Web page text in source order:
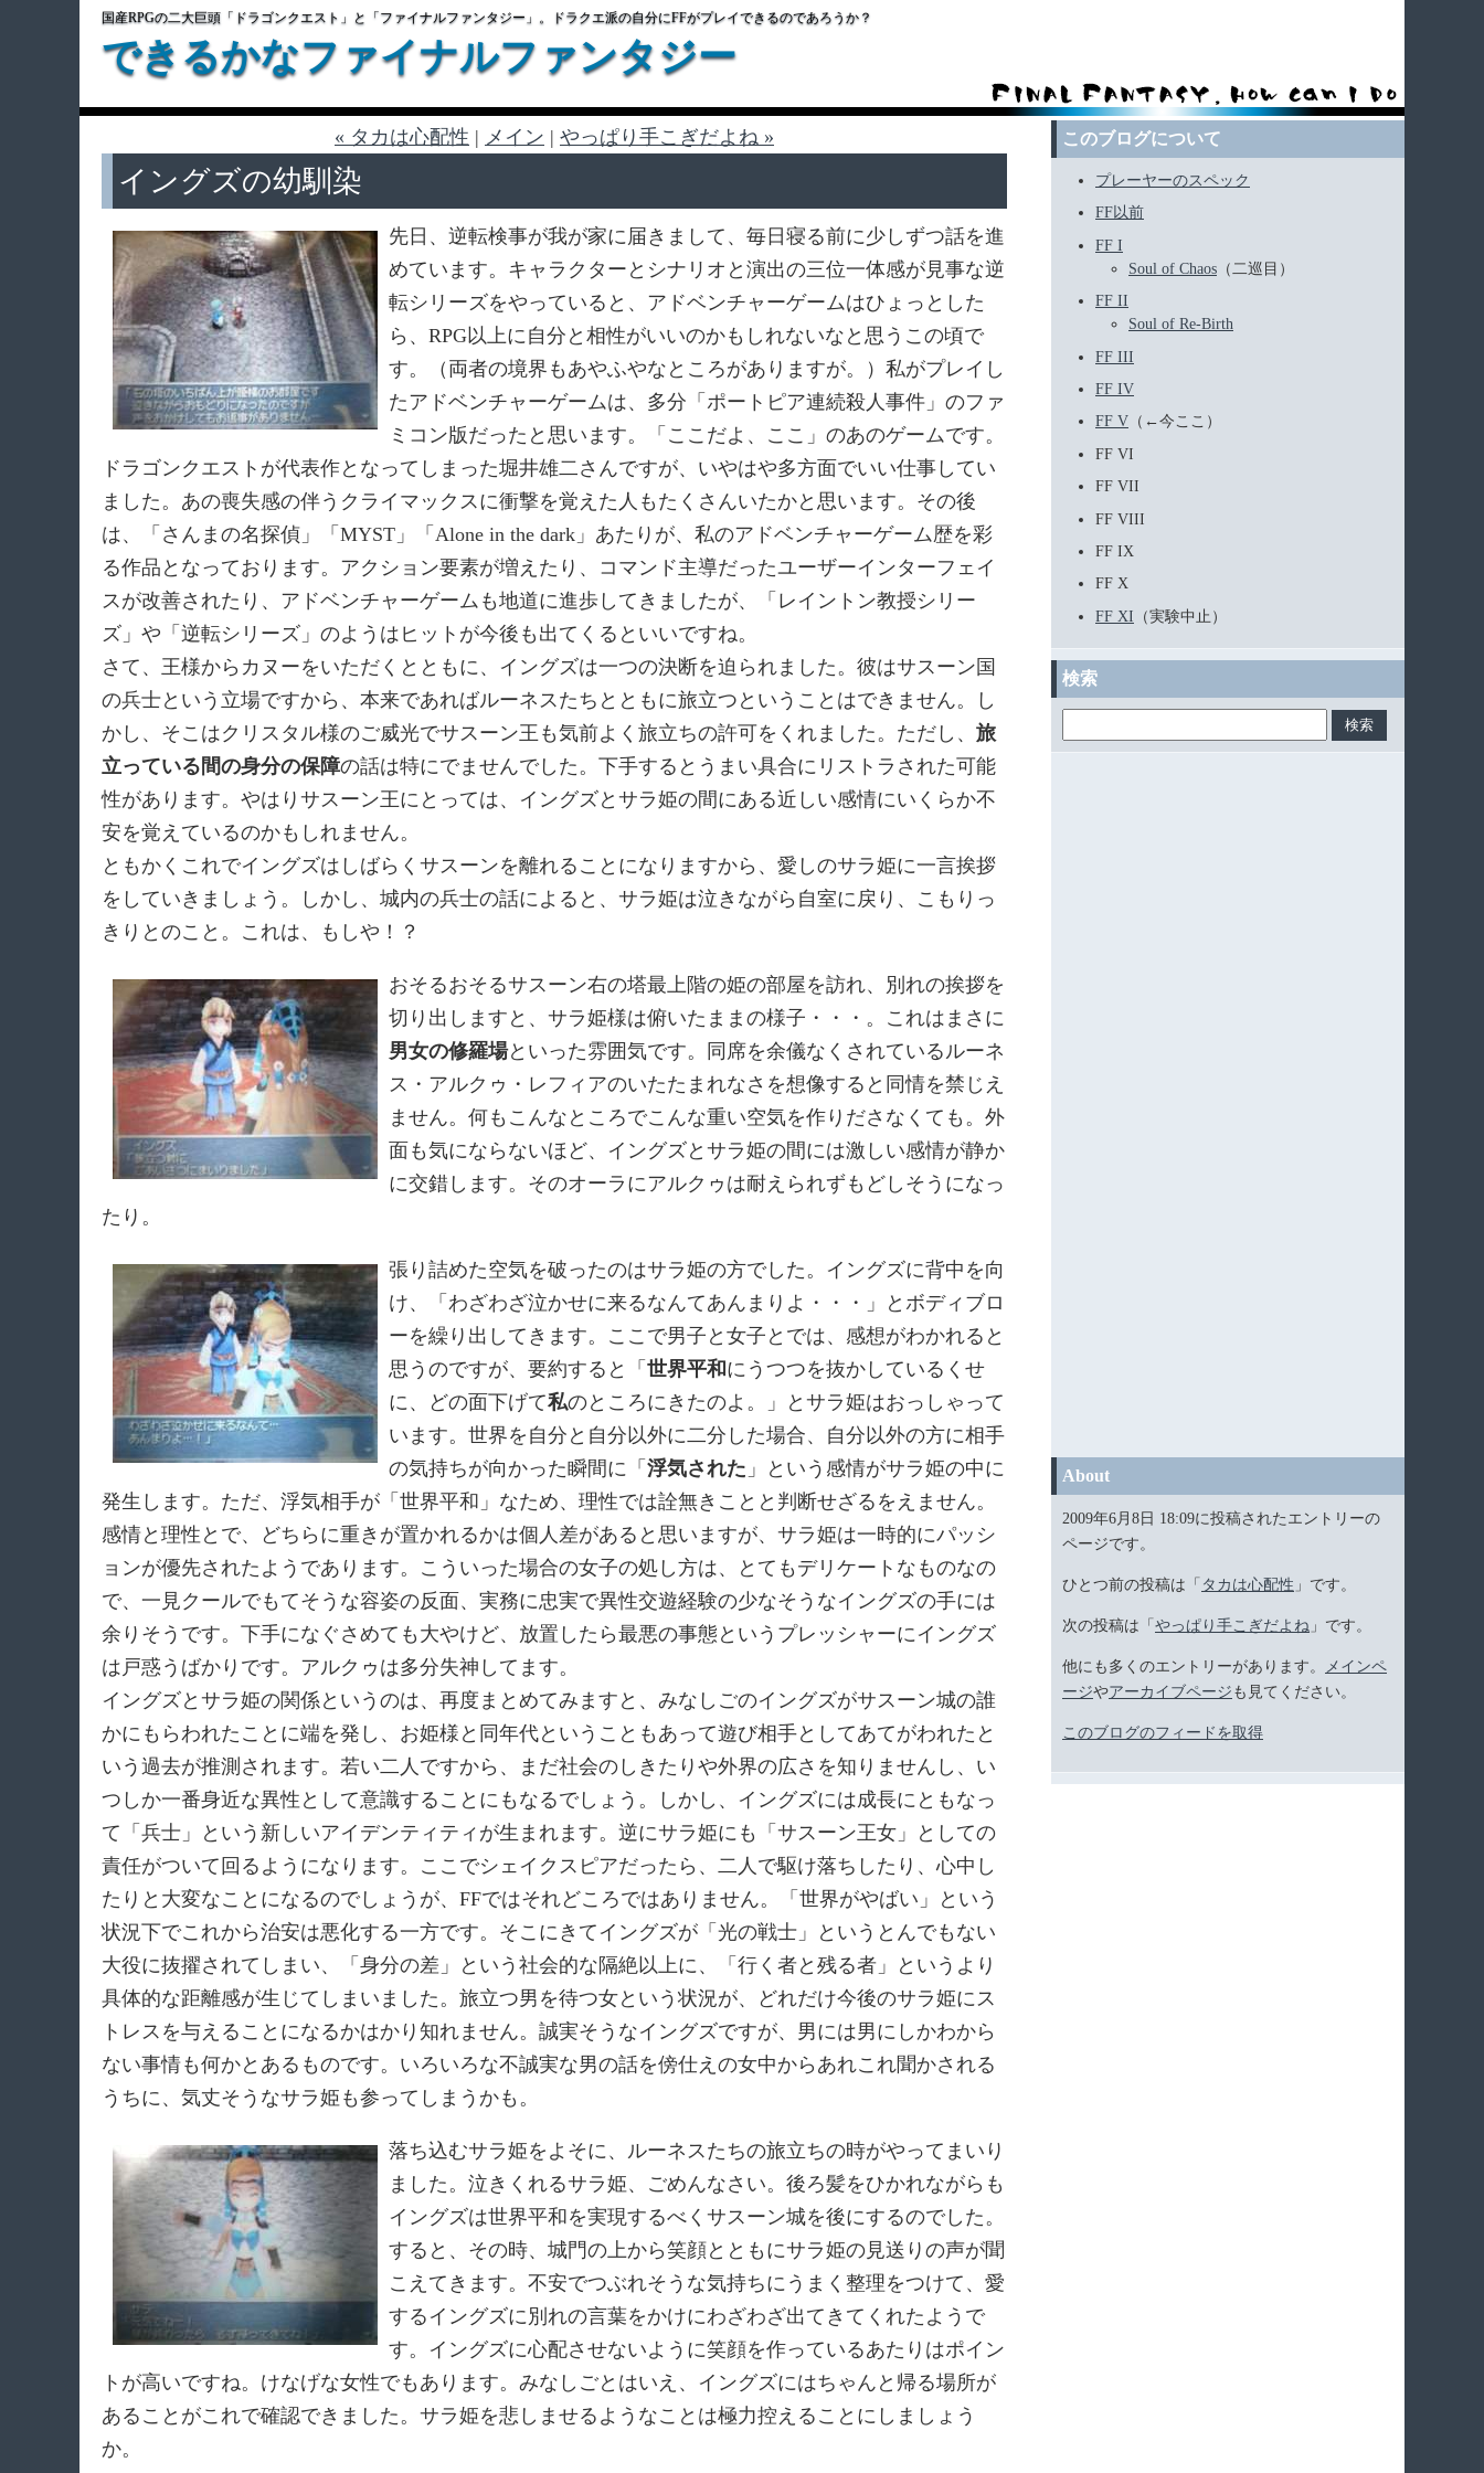
国産RPGの二大巨頭「ドラゴンクエスト」と「ファイナルファンタジー」。ドラクエ派の自分にFFがプレイできるのであろうか？
できるかなファイナルファンタジー
« タカは心配性 | メイン | やっぱり手こぎだよね »
イングズの幼馴染
先日、逆転検事が我が家に届きまして、毎日寝る前に少しずつ話を進
めています。キャラクターとシナリオと演出の三位一体感が見事な逆
転シリーズをやっていると、アドベンチャーゲームはひょっとした
ら、RPG以上に自分と相性がいいのかもしれないなと思うこの頃で
す。（両者の境界もあやふやなところがありますが。）私がプレイし
たアドベンチャーゲームは、多分「ポートピア連続殺人事件」のファ
ミコン版だったと思います。「ここだよ、ここ」のあのゲームです。
ドラゴンクエストが代表作となってしまった堀井雄二さんですが、いやはや多方面でいい仕事してい
ました。あの喪失感の伴うクライマックスに衝撃を覚えた人もたくさんいたかと思います。その後
は、「さんまの名探偵」「MYST」「Alone in the dark」あたりが、私のアドベンチャーゲーム歴を彩
る作品となっております。アクション要素が増えたり、コマンド主導だったユーザーインターフェイ
スが改善されたり、アドベンチャーゲームも地道に進歩してきましたが、「レイントン教授シリー
ズ」や「逆転シリーズ」のようはヒットが今後も出てくるといいですね。
さて、王様からカヌーをいただくとともに、イングズは一つの決断を迫られました。彼はサスーン国
の兵士という立場ですから、本来であればルーネスたちとともに旅立つということはできません。し
かし、そこはクリスタル様のご威光でサスーン王も気前よく旅立ちの許可をくれました。ただし、 旅
立っている間の身分の保障の話は特にでませんでした。下手するとうまい具合にリストラされた可能
性があります。やはりサスーン王にとっては、イングズとサラ姫の間にある近しい感情にいくらか不
安を覚えているのかもしれません。
ともかくこれでイングズはしばらくサスーンを離れることになりますから、愛しのサラ姫に一言挨拶
をしていきましょう。しかし、城内の兵士の話によると、サラ姫は泣きながら自室に戻り、こもりっ
きりとのこと。これは、もしや！？
おそるおそるサスーン右の塔最上階の姫の部屋を訪れ、別れの挨拶を
切り出しますと、サラ姫様は俯いたままの様子・・・。これはまさに
男女の修羅場といった雰囲気です。同席を余儀なくされているルーネ
ス・アルクゥ・レフィアのいたたまれなさを想像すると同情を禁じえ
ません。何もこんなところでこんな重い空気を作りださなくても。外
面も気にならないほど、イングズとサラ姫の間には激しい感情が静か
に交錯します。そのオーラにアルクゥは耐えられずもどしそうになっ
たり。
張り詰めた空気を破ったのはサラ姫の方でした。イングズに背中を向
け、「わざわざ泣かせに来るなんてあんまりよ・・・」とボディブロ
ーを繰り出してきます。ここで男子と女子とでは、感想がわかれると
思うのですが、要約すると「 世界平和 にうつつを抜かしているくせ
に、どの面下げて私のところにきたのよ。」とサラ姫はおっしゃって
います。世界を自分と自分以外に二分した場合、自分以外の方に相手
の気持ちが向かった瞬間に「 浮気された 」という感情がサラ姫の中に
発生します。ただ、浮気相手が「世界平和」なため、理性では詮無きことと判断せざるをえません。
感情と理性とで、どちらに重きが置かれるかは個人差があると思いますが、サラ姫は一時的にパッシ
ョンが優先されたようであります。こういった場合の女子の処し方は、とてもデリケートなものなの
で、一見クールでもてそうな容姿の反面、実務に忠実で異性交遊経験の少なそうなイングズの手には
余りそうです。下手になぐさめても大やけど、放置したら最悪の事態というプレッシャーにイングズ
は戸惑うばかりです。アルクゥは多分失神してます。
イングズとサラ姫の関係というのは、再度まとめてみますと、みなしごのイングズがサスーン城の誰
かにもらわれたことに端を発し、お姫様と同年代ということもあって遊び相手としてあてがわれたと
いう過去が推測されます。若い二人ですから、まだ社会のしきたりや外界の広さを知りませんし、い
つしか一番身近な異性として意識することにもなるでしょう。しかし、イングズには成長にともなっ
て「兵士」という新しいアイデンティティが生まれます。逆にサラ姫にも「サスーン王女」としての
責任がついて回るようになります。ここでシェイクスピアだったら、二人で駆け落ちしたり、心中し
たりと大変なことになるのでしょうが、FFではそれどころではありません。「世界がやばい」という
状況下でこれから治安は悪化する一方です。そこにきてイングズが「光の戦士」というとんでもない
大役に抜擢されてしまい、「身分の差」という社会的な隔絶以上に、「行く者と残る者」というより
具体的な距離感が生じてしまいました。旅立つ男を待つ女という状況が、どれだけ今後のサラ姫にス
トレスを与えることになるかはかり知れません。誠実そうなイングズですが、男には男にしかわから
ない事情も何かとあるものです。いろいろな不誠実な男の話を傍仕えの女中からあれこれ聞かされる
うちに、気丈そうなサラ姫も参ってしまうかも。
落ち込むサラ姫をよそに、ルーネスたちの旅立ちの時がやってまいり
ました。泣きくれるサラ姫、ごめんなさい。後ろ髪をひかれながらも
イングズは世界平和を実現するべくサスーン城を後にするのでした。
すると、その時、城門の上から笑顔とともにサラ姫の見送りの声が聞
こえてきます。不安でつぶれそうな気持ちにうまく整理をつけて、愛
するイングズに別れの言葉をかけにわざわざ出てきてくれたようで
す。イングズに心配させないように笑顔を作っているあたりはポイン
トが高いですね。けなげな女性でもあります。みなしごとはいえ、イングズにはちゃんと帰る場所が
あることがこれで確認できました。サラ姫を悲しませるようなことは極力控えることにしましょう
か。
このブログについて
プレーヤーのスペック
FF以前
FF I
Soul of Chaos （二巡目）
FF II
Soul of Re-Birth
FF III
FF IV
FF V （←今ここ）
FF VI
FF VII
FF VIII
FF IX
FF X
FF XI （実験中止）
検索
About
2009年6月8日 18:09に投稿されたエントリーの
ページです。
ひとつ前の投稿は「 タカは心配性 」です。
次の投稿は「 やっぱり手こぎだよね 」です。
他にも多くのエントリーがあります。
メインペ
ージやアーカイブページ も見てください。
このブログのフィードを取得